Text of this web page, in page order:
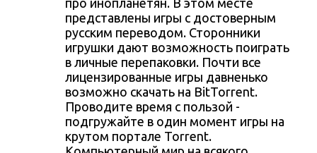
про инопланетян. В этом месте
представлены игры с достоверным
русским переводом. Сторонники
игрушки дают возможность поиграть
в личные перепаковки. Почти все
лицензированные игры давненько
возможно скачать на BitTorrent.
Проводите время с пользой -
подгружайте в один момент игры на
крутом портале Torrent.